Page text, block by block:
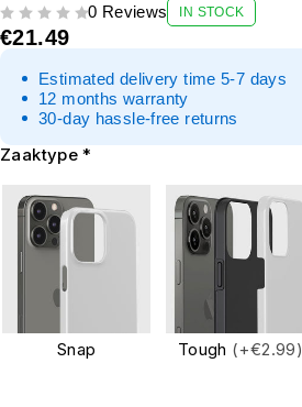
0 Reviews IN STOCK
€21.49
Estimated delivery time 5-7 days
12 months warranty
30-day hassle-free returns
Zaaktype *
Snap Tough (+€2.99)